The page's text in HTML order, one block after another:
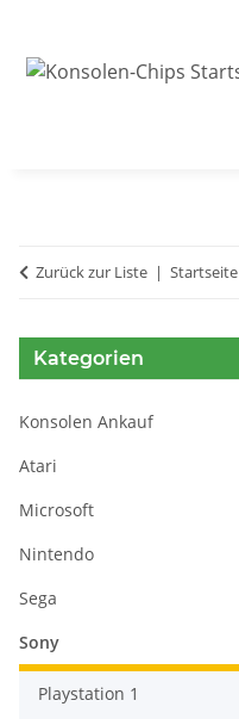
Zurück zur Liste Startseite
Kategorien
Konsolen Ankauf
Atari
Microsoft
Nintendo
Sega
Sony
Playstation 1